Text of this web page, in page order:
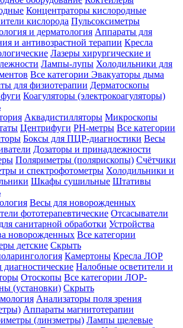
Концентраторы кислородные
кислорода Пульсоксиметры
и дерматология Аппараты для
и антивозрастной терапии Кресла
Лазеры хирургические и
Лампы-лупы Холодильники для
Все категории Эвакуаторы дыма
для физиотерапии Дерматоскопы
Коагуляторы (электрокоагуляторы)
Аквадистилляторы Микроскопы
Центрифуги PH-метры Все категории
Боксы для ПЦР-диагностики Весы
Дозаторы и принадлежности
Поляриметры (полярископы) Счётчики
и спектрофотометры Холодильники и
Шкафы сушильные Штативы
Весы для новорожденных
фототерапевтические Отсасыватели
санитарной обработки Устройства
новорожденных Все категории
детские Скрыть
Камертоны Кресла ЛОР
Налобные осветители и
Отоскопы Все категории ЛОР-
(установки) Скрыть
Анализаторы поля зрения
Аппараты магнитотерапии
(линзметры) Лампы щелевые